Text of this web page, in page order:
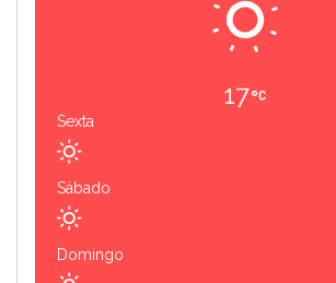
17
Sexta
Sábado
Domingo